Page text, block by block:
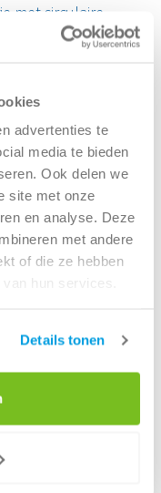
advertenties te
media te bieden
Ook delen we
site met onze
en analyse. Deze
met andere
of die ze hebben
hun services.
Details tonen
met circulaire
het verschil te
oog voor
Denk je in
toekomst?
Jij gaat ervoor
vandaag en